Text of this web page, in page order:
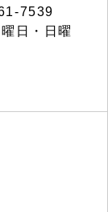
7539
日・日曜